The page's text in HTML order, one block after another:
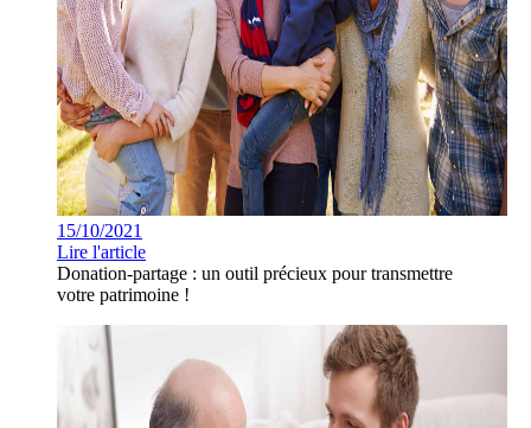
15/10/2021
Lire l'article
Donation-partage : un outil précieux pour transmettre
votre patrimoine !